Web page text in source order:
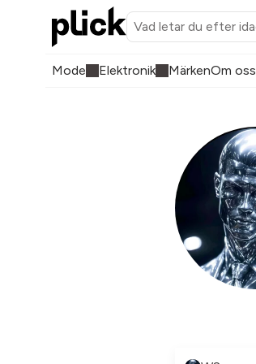
Mode Elektronik MärkenOm oss